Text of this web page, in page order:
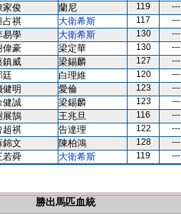
家俊 蘭尼 119 ---
占祺 大衛希斯 117 ---
易學 大衛希斯 130 ---
偉豪 梁定華 130 ---
鎮威 梁錫麟 127 ---
廷 白理維 120 ---
健明 愛倫 123 ---
健誠 梁錫麟 123 ---
展鵠 王兆旦 116 ---
超祺 告達理 122 ---
錦文 陳柏鴻 128 ---
若舜 大衛希斯 119 ---
勝出馬匹血統